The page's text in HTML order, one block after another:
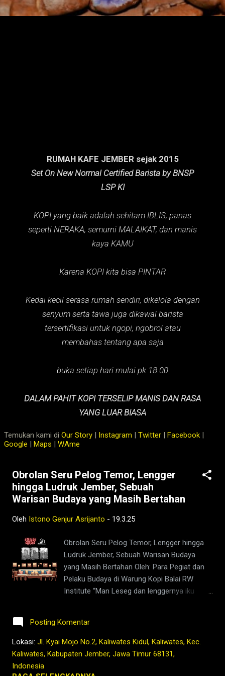
n
g
RUMAH KAFE JEMBER sejak 2015
Set On New Normal Certified Barista by BNSP
LSP KI
KOPI yang baik adalah sehitam IBLIS, panas
seperti NERAKA, semurni MALAIKAT, dan manis
kaya KAMU
Karena KOPI kita bisa PINTAR
Kedai kecil serasa rumah sendiri, dikelola dengan
senyum serta tawa juga dikawal barista
tersertifikasi untuk ngopi, ngobrol atau
membahas tentang apa saja
buka setiap hari mulai pk 18.00
DALAM PAHIT KOPI TERSELIP MANIS DAN RASA
YANG LUAR BIASA
Temukan kami di Our Story | Instagram | Twitter | Facebook |
Google | Maps | WAme
Obrolan Seru Pelog Temor, Lengger
hingga Ludruk Jember, Sebuah
Warisan Budaya yang Masih Bertahan
Oleh Istono Genjur Asrijanto - 19.3.25
Obrolan Seru Pelog Temor, Lengger hingga
Ludruk Jember, Sebuah Warisan Budaya
yang Masih Bertahan Oleh: Para Pegiat dan
Pelaku Budaya di Warung Kopi Balai RW
Institute “Man Leseg dan lenggernya iku
tertawa. Obrolan santai di antara para
pecinta seni ini tak hanya sekadar guyonan,
tapi juga menyentuh sejarah kesenian lokal
Posting Komentar
Lokasi: Jl. Kyai Mojo No.2, Kaliwates Kidul, Kaliwates, Kec.
Kaliwates, Kabupaten Jember, Jawa Timur 68131,
Indonesia